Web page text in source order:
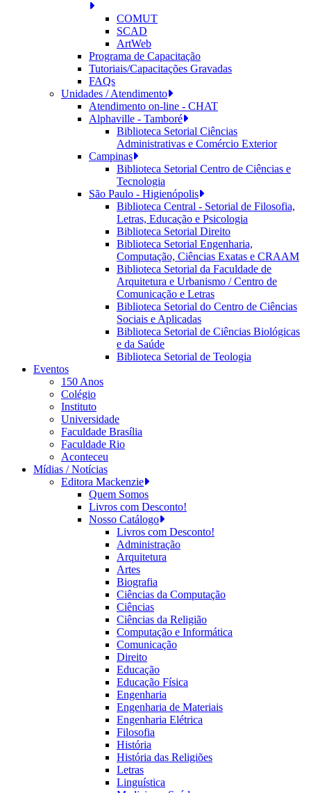
COMUT
SCAD
ArtWeb
Programa de Capacitação
Tutoriais/Capacitações Gravadas
FAQs
Unidades / Atendimento
Atendimento on-line - CHAT
Alphaville - Tamboré
Biblioteca Setorial Ciências
Administrativas e Comércio Exterior
Campinas
Biblioteca Setorial Centro de Ciências e
Tecnologia
São Paulo - Higienópolis
Biblioteca Central - Setorial de Filosofia,
Letras, Educação e Psicologia
Biblioteca Setorial Direito
Biblioteca Setorial Engenharia,
Computação, Ciências Exatas e CRAAM
Biblioteca Setorial da Faculdade de
Arquitetura e Urbanismo / Centro de
Comunicação e Letras
Biblioteca Setorial do Centro de Ciências
Sociais e Aplicadas
Biblioteca Setorial de Ciências Biológicas
e da Saúde
Biblioteca Setorial de Teologia
Eventos
150 Anos
Colégio
Instituto
Universidade
Faculdade Brasília
Faculdade Rio
Aconteceu
Mídias / Notícias
Editora Mackenzie
Quem Somos
Livros com Desconto!
Nosso Catálogo
Livros com Desconto!
Administração
Arquitetura
Artes
Biografia
Ciências da Computação
Ciências
Ciências da Religião
Computação e Informática
Comunicação
Direito
Educação
Educação Física
Engenharia
Engenharia de Materiais
Engenharia Elétrica
Filosofia
História
História das Religiões
Letras
Linguística